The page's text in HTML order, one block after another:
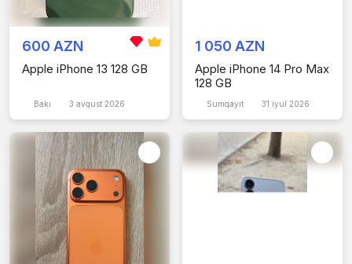
600 AZN
Apple iPhone 13 128 GB
Bakı 3 avqust 2026
1 050 AZN
Apple iPhone 14 Pro Max
128 GB
Sumqayıt 31 iyul 2026